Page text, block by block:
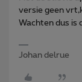
versie geen
Wachten dus is
Johan delrue